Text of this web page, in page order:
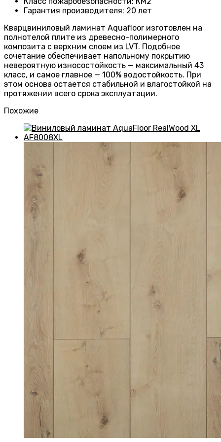
Гарантия производителя: 20 лет
Кварцвиниловый ламинат Aquafloor изготовлен на
полнотелой плите из древесно-полимерного
композита с верхним слоем из LVT. Подобное
сочетание обеспечивает напольному покрытию
невероятную износостойкость — максимальный 43
класс, и самое главное — 100% водостойкость. При
этом основа остается стабильной и влагостойкой на
протяжении всего срока эксплуатации.
Похожие